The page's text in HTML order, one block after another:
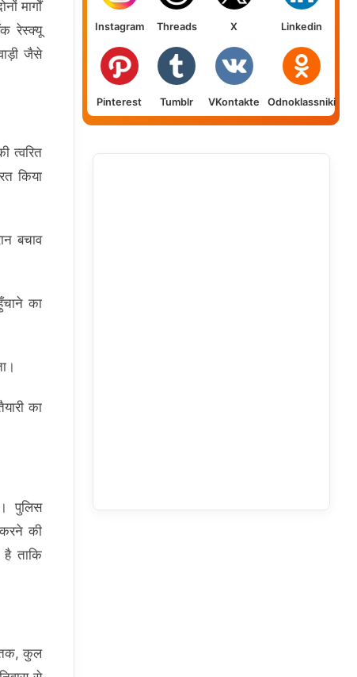
मार्गों
रेस्क्यू
जैसे
त्वरित
किया
बचाव
का
का
पुलिस
करने की
है ताकि
तक, कुल
Instagram Threads X Linkedin
Pinterest Tumblr VKontakte Odnoklassniki